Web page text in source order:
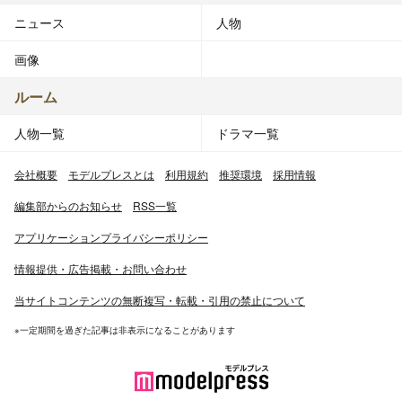
ニュース 人物
画像
ルーム
人物一覧 ドラマ一覧
会社概要 モデルプレスとは 利用規約 推奨環境 採用情報
編集部からのお知らせ RSS一覧
アプリケーションプライバシーポリシー
情報提供・広告掲載・お問い合わせ
当サイトコンテンツの無断複写・転載・引用の禁止について
※一定期間を過ぎた記事は非表示になることがあります